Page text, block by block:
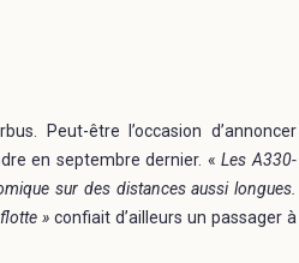
Peut-être l’occasion d’annoncer
en septembre dernier. «Les A330-
sur des distances aussi longues.
» confiait d’ailleurs un passager à